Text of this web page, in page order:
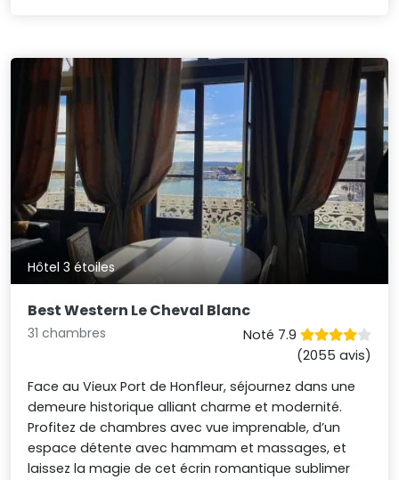
Hôtel 3 étoiles
Best Western Le Cheval Blanc
31 chambres
Noté 7.9
(2055 avis)
Face au Vieux Port de Honfleur, séjournez dans une
demeure historique alliant charme et modernité.
Profitez de chambres avec vue imprenable, d’un
espace détente avec hammam et massages, et
laissez la magie de cet écrin romantique sublimer